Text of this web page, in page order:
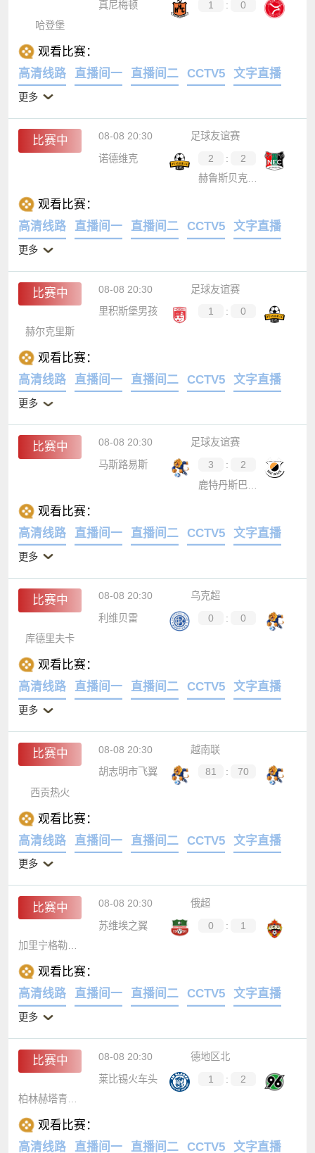
真尼梅顿 1 :
0
哈登堡
观看比赛：
高清线路
直播间一 直播间二 CCTV5 文字直播
更多
比赛中 08-08 20:30
足球友谊赛
诺德维克
2 :
2
赫鲁斯贝克碰撞
观看比赛：
高清线路
直播间一 直播间二 CCTV5 文字直播
更多
比赛中 08-08 20:30
足球友谊赛
里积斯堡男孩
1 :
0
赫尔克里斯
观看比赛：
高清线路
直播间一 直播间二 CCTV5 文字直播
更多
比赛中 08-08 20:30
足球友谊赛
马斯路易斯
3 :
2
鹿特丹斯巴达后备队
观看比赛：
高清线路
直播间一 直播间二 CCTV5 文字直播
更多
比赛中 08-08 20:30
乌克超
利维贝雷
0 :
0
库德里夫卡
观看比赛：
高清线路
直播间一 直播间二 CCTV5 文字直播
更多
比赛中 08-08 20:30
越南联
胡志明市飞翼
81 :
70
西贡热火
观看比赛：
高清线路
直播间一 直播间二 CCTV5 文字直播
更多
比赛中 08-08 20:30
俄超
苏维埃之翼
0 :
1
加里宁格勒波罗的海
观看比赛：
高清线路
直播间一 直播间二 CCTV5 文字直播
更多
比赛中 08-08 20:30
德地区北
莱比锡火车头
1 :
2
柏林赫塔青年队
观看比赛：
高清线路
直播间一 直播间二 CCTV5 文字直播